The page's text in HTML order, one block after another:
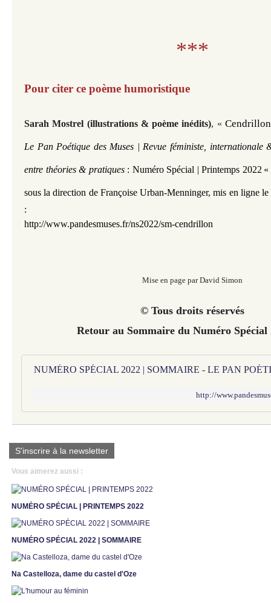
***
Pour citer ce poème humoristique
Sarah Mostrel (illustrations & poème inédits), «
Le Pan Poétique des Muses | Revue féministe, internationale
entre théories & pratiques : Numéro Spécial | Printemps 2022 «
sous la direction de Françoise Urban-Menninger,mis en ligne
:
http://www.pandesmuses.fr/ns2022/sm-cendrillon
Mise en page par David Simon
© Tous droits réservés
Retour au Sommaire du Numéro
NUMÉRO SPÉCIAL 2022 | SOMMAIRE - LE PAN
http://
S'inscrire à la newsletter
Vous aimerez aussi :
NUMÉRO SPÉCIAL | PRINTEMPS 2022
NUMÉRO SPÉCIAL 2022 | SOMMAIRE
Na Castelloza, dame du castel d'Oze